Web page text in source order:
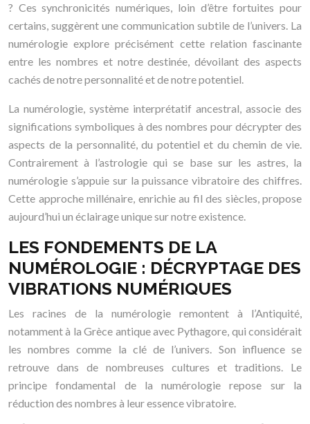
? Ces synchronicités numériques, loin d’être fortuites pour
certains, suggèrent une communication subtile de l’univers. La
numérologie explore précisément cette relation fascinante
entre les nombres et notre destinée, dévoilant des aspects
cachés de notre personnalité et de notre potentiel.
La numérologie, système interprétatif ancestral, associe des
significations symboliques à des nombres pour décrypter des
aspects de la personnalité, du potentiel et du chemin de vie.
Contrairement à l’astrologie qui se base sur les astres, la
numérologie s’appuie sur la puissance vibratoire des chiffres.
Cette approche millénaire, enrichie au fil des siècles, propose
aujourd’hui un éclairage unique sur notre existence.
LES FONDEMENTS DE LA
NUMÉROLOGIE : DÉCRYPTAGE DES
VIBRATIONS NUMÉRIQUES
Les racines de la numérologie remontent à l’Antiquité,
notamment à la Grèce antique avec Pythagore, qui considérait
les nombres comme la clé de l’univers. Son influence se
retrouve dans de nombreuses cultures et traditions. Le
principe fondamental de la numérologie repose sur la
réduction des nombres à leur essence vibratoire.